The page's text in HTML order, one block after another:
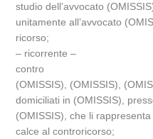
studio dell’avvocato
unitamente all’avvocato
ricorso;
– ricorrente –
contro
(OMISSIS), (OMISSIS),
domiciliati in (OMISSIS),
(OMISSIS), che li
calce al controricorso;